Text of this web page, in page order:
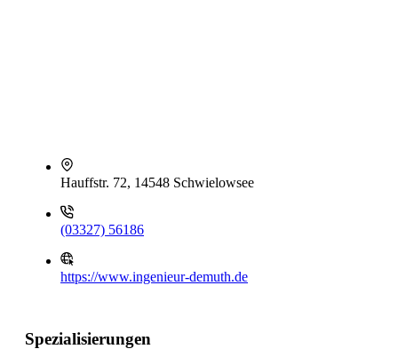
Hauffstr. 72, 14548 Schwielowsee
(03327) 56186
https://www.ingenieur-demuth.de
Spezialisierungen